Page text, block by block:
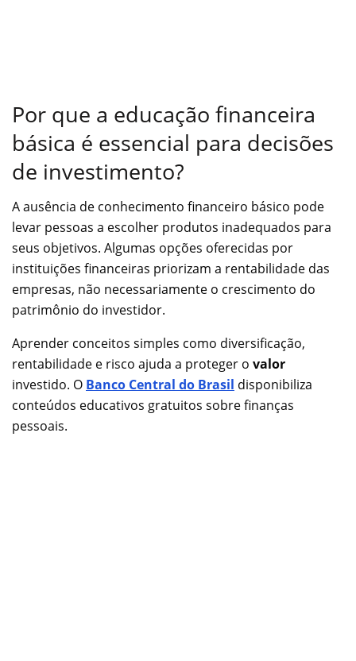
Por que a educação financeira
básica é essencial para decisões
de investimento?
A ausência de conhecimento financeiro básico pode
levar pessoas a escolher produtos inadequados para
seus objetivos. Algumas opções oferecidas por
instituições financeiras priorizam a rentabilidade das
empresas, não necessariamente o crescimento do
patrimônio do investidor.
Aprender conceitos simples como diversificação,
rentabilidade e risco ajuda a proteger o valor
investido. O Banco Central do Brasil disponibiliza
conteúdos educativos gratuitos sobre finanças
pessoais.